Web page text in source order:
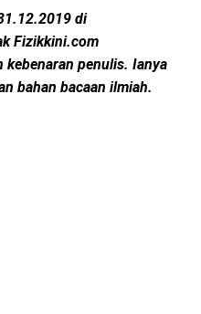
di
Fizikkini.com
kebenaran penulis. Ianya
bahan bacaan ilmiah.